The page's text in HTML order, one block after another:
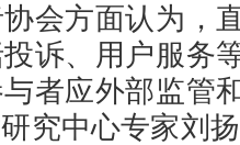
方面认为，
诉、用户服务
者应外部监管
究中心专家刘